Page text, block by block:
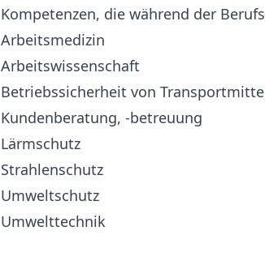
Kompetenzen, die während der
Arbeitsmedizin
Arbeitswissenschaft
Betriebssicherheit von
Kundenberatung, -betreuung
Lärmschutz
Strahlenschutz
Umweltschutz
Umwelttechnik